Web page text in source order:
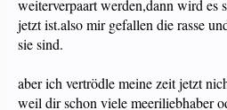
weiterverpaart werden,dann wird es
jetzt ist.also mir gefallen die rasse
sie sind.
aber ich vertrödle meine zeit jetzt
weil dir schon viele meeriliebhaber